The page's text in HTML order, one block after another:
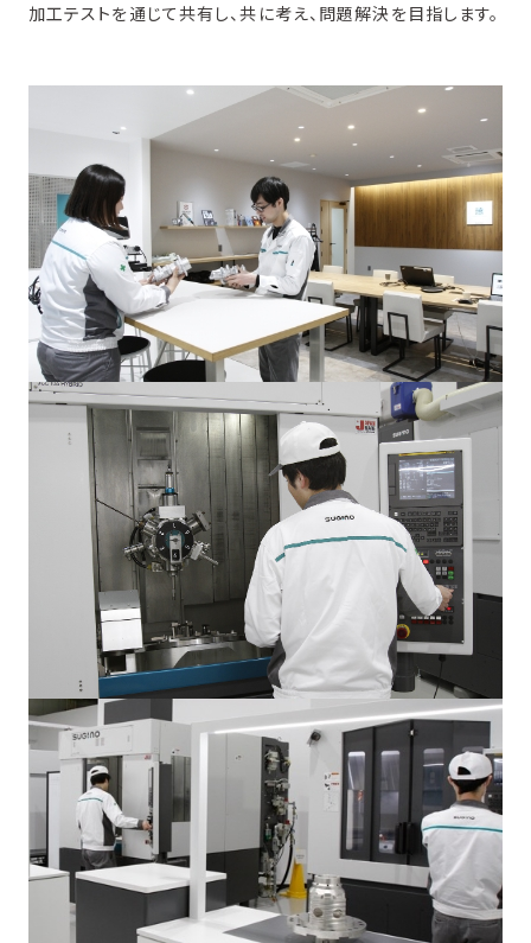
加工テストを通じて共有し、共に考え、問題解決を目指します。